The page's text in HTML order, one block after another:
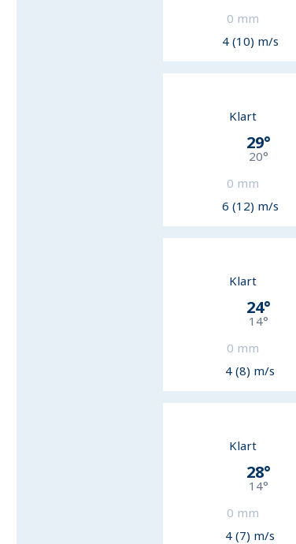
0 mm
4 (10) m/s
Klart
29°
20°
0 mm
6 (12) m/s
Klart
24°
14°
0 mm
4 (8) m/s
Klart
28°
14°
0 mm
4 (7) m/s